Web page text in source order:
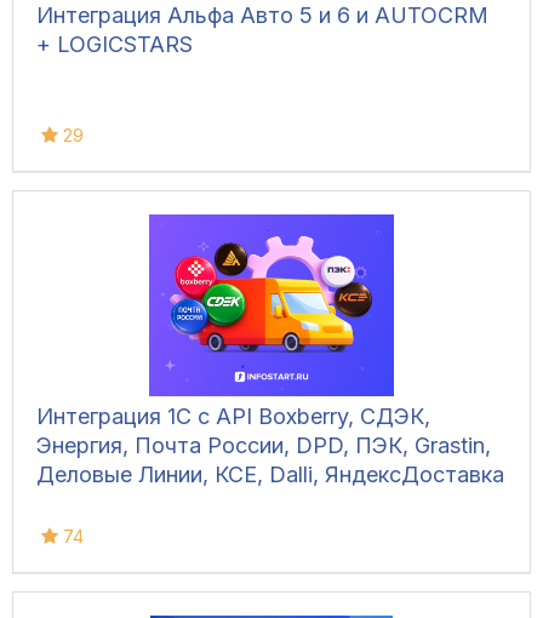
Интеграция Альфа Авто 5 и 6 и AUTOCRM
+ LOGICSTARS
29
Интеграция 1С с API Boxberry, СДЭК,
Энергия, Почта России, DPD, ПЭК, Grastin,
Деловые Линии, КСЕ, Dalli, ЯндексДоставка
74